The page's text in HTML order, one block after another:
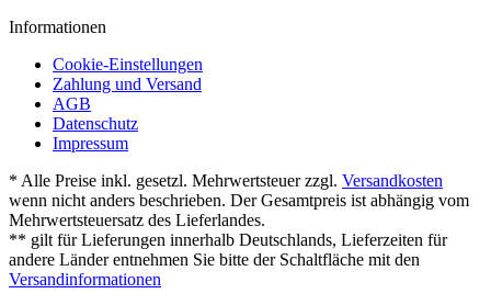
Informationen
Cookie-Einstellungen
Zahlung und Versand
AGB
Datenschutz
Impressum
* Alle Preise inkl. gesetzl. Mehrwertsteuer zzgl. Versandkosten
wenn nicht anders beschrieben. Der Gesamtpreis ist abhängig vom
Mehrwertsteuersatz des Lieferlandes.
** gilt für Lieferungen innerhalb Deutschlands, Lieferzeiten für
andere Länder entnehmen Sie bitte der Schaltfläche mit den
Versandinformationen